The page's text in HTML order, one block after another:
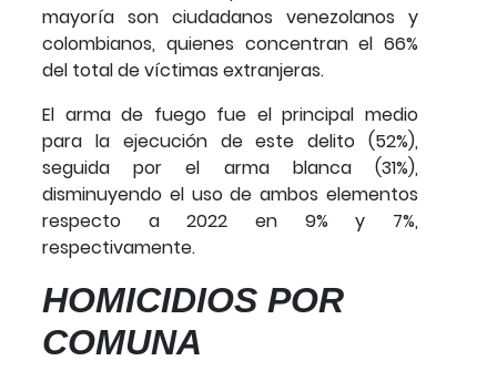
mayoría son ciudadanos venezolanos y
colombianos, quienes concentran el 66%
del total de víctimas extranjeras.
El arma de fuego fue el principal medio
para la ejecución de este delito (52%),
seguida por el arma blanca (31%),
disminuyendo el uso de ambos elementos
respecto a 2022 en 9% y 7%,
respectivamente.
HOMICIDIOS POR
COMUNA